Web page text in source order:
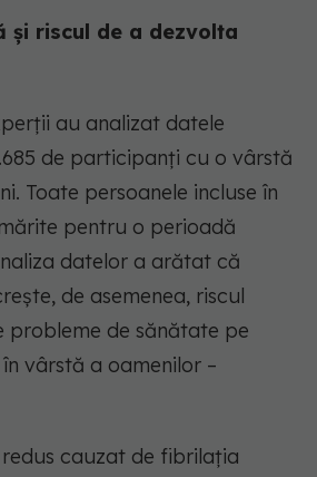
și riscul de a dezvolta
au analizat datele
de participanți cu o vârstă
Toate persoanele incluse în
pentru o perioadă
datelor a arătat că
de asemenea, riscul
probleme de sănătate pe
vârstă a oamenilor –
redus cauzat de fibrilația